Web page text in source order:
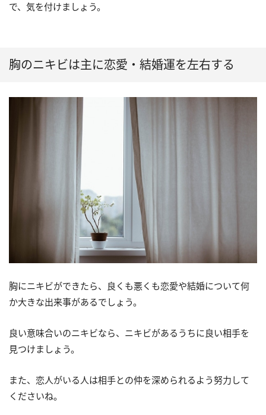
で、気を付けましょう。
胸のニキビは主に恋愛・結婚運を左右する
胸にニキビができたら、良くも悪くも恋愛や結婚について何
か大きな出来事があるでしょう。
良い意味合いのニキビなら、ニキビがあるうちに良い相手を
見つけましょう。
また、恋人がいる人は相手との仲を深められるよう努力して
くださいね。